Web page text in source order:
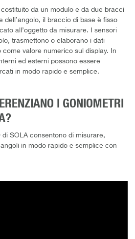
da un modulo e da due bracci
dell’angolo, il braccio di base è fisso
all’oggetto da misurare. I sensori
trasmettono o elaborano i dati
come valore numerico sul display. In
ed esterni possono essere
in modo rapido e semplice.
I GONIOMETRI
di SOLA consentono di misurare,
in modo rapido e semplice con